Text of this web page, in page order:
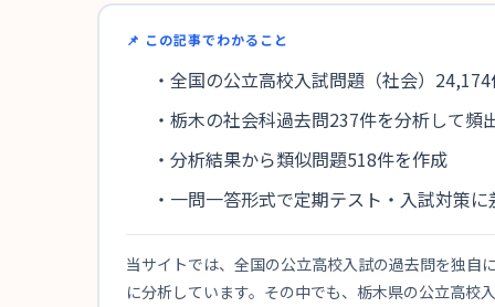
📌 この記事でわかること
・全国の公立高校入試問題（社会）
・栃木の社会科過去問237件を分析して
・分析結果から類似問題518件を作成
・一問一答形式で定期テスト・入試対策
当サイトでは、全国の公立高校入試の過去問を独自
に分析しています。その中でも、栃木県の公立高校